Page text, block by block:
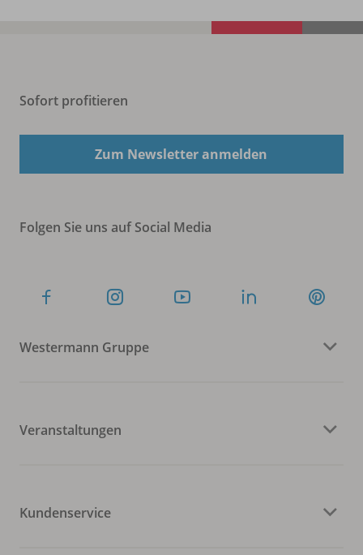
Sofort profitieren
Zum Newsletter anmelden
Folgen Sie uns auf Social Media
Westermann Gruppe
Veranstaltungen
Kundenservice